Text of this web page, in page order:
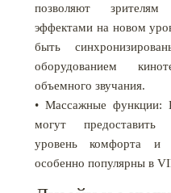
позволяют зрителям
эффектами на новом
быть
оборудованием
объемного звучания.
• Массажные функции:
могут предоставить
уровень комфорта и
особенно популярны в